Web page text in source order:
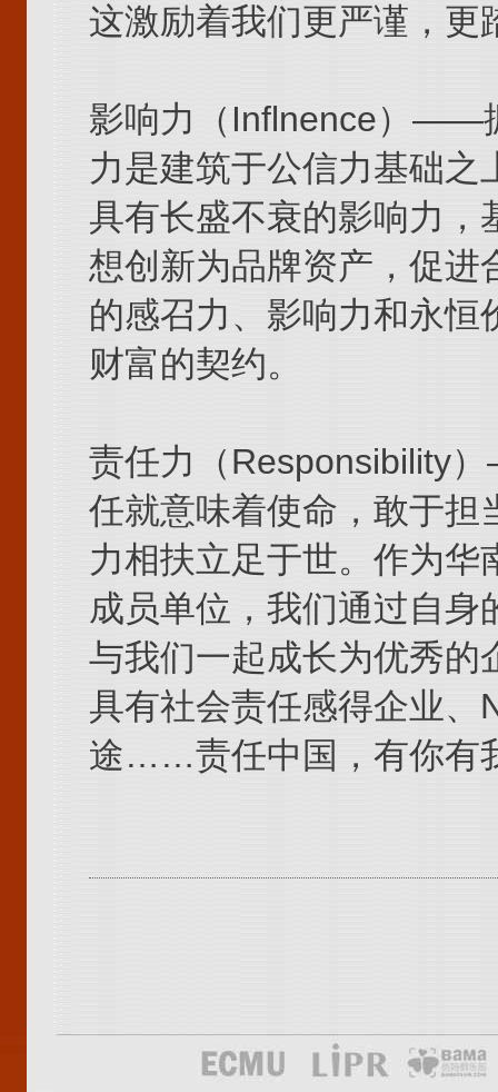
这激励着我们更严谨，更
影响力（Inflnence）――
力是建筑于公信力基础之
具有长盛不衰的影响力，
想创新为品牌资产，促进
的感召力、影响力和永
财富的契约。
责任力（Responsibility
任就意味着使命，敢于担
力相扶立足于世。作为
成员单位，我们通过自
与我们一起成长为优秀的
具有社会责任感得企业、
途……责任中国，有你有